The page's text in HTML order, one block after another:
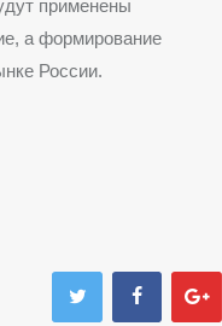
применены
а формирование
России.